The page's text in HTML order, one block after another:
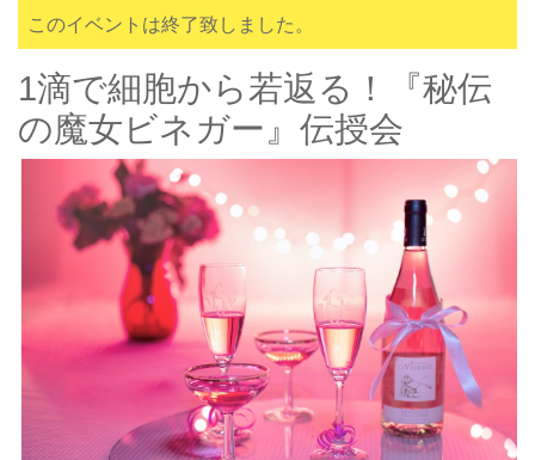
このイベントは終了致しました。
1滴で細胞から若返る！『秘伝
の魔女ビネガー』伝授会